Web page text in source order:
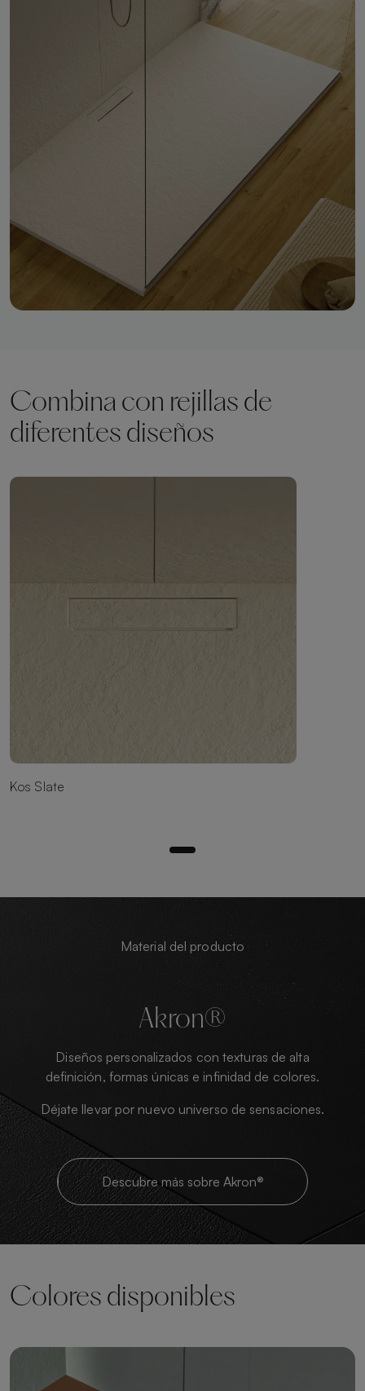
Combina con rejillas de
diferentes diseños
Kos Slate
Material del producto
Akron®
Diseños personalizados con texturas de alta
definición, formas únicas e infinidad de colores.
Déjate llevar por nuevo universo de sensaciones.
Descubre más sobre Akron®
Colores disponibles